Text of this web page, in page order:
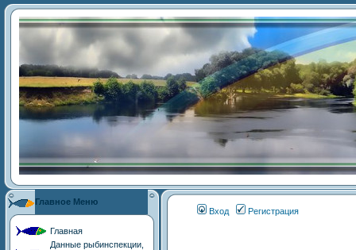
Главное Меню
Главная
Данные рыбинспекции,